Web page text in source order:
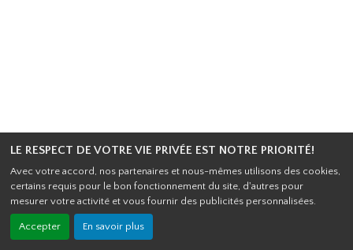
LE RESPECT DE VOTRE VIE PRIVÉE EST NOTRE PRIORITÉ!
Avec votre accord, nos partenaires et nous-mêmes utilisons des cookies,
certains requis pour le bon fonctionnement du site, d'autres pour
mesurer votre activité et vous fournir des publicités personnalisées.
Accepter En savoir plus